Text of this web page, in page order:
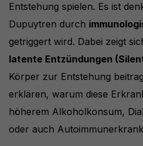
Entstehung spielen. Es ist
Dupuytren durch
getriggert wird. Dabei zeigt
latente Entzündungen
Körper zur Entstehung
erklären, warum diese
höherem Alkoholkonsum,
oder auch